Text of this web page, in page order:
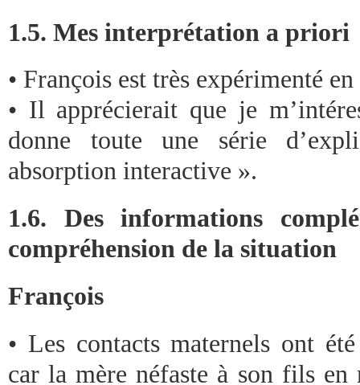
1.5. Mes interprétation a priori
• François est très expérimenté
• Il apprécierait que je
donne toute une série
absorption interactive ».
1.6. Des informations
compréhension de la situation
François
• Les contacts maternels ont
car la mère néfaste à son fils en